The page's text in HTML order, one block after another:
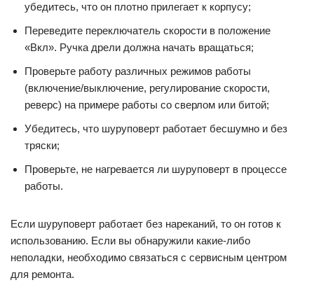
убедитесь, что он плотно прилегает к корпусу;
Переведите переключатель скорости в положение
«Вкл». Ручка дрели должна начать вращаться;
Проверьте работу различных режимов работы
(включение/выключение, регулирование скорости,
реверс) на примере работы со сверлом или битой;
Убедитесь, что шуруповерт работает бесшумно и без
тряски;
Проверьте, не нагревается ли шуруповерт в процессе
работы.
Если шуруповерт работает без нареканий, то он готов к
использованию. Если вы обнаружили какие-либо
неполадки, необходимо связаться с сервисным центром
для ремонта.